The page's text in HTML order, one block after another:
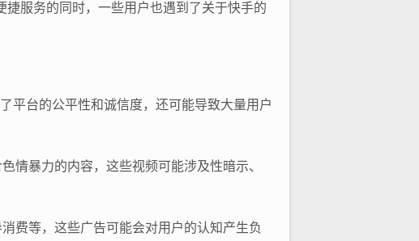
服务的同时，一些用户也遇到了关于快手的
平台的公平性和诚信度，还可能导致大量用户
情暴力的内容，这些视频可能涉及性暗示、
费等，这些广告可能会对用户的认知产生负